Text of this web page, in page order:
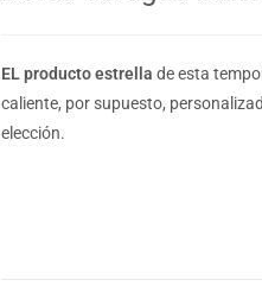
EL producto estrella de esta
caliente, por supuesto,
elección.